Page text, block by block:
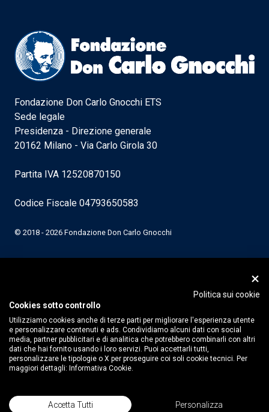
Fondazione Don Carlo Gnocchi ETS
Sede legale
Presidenza - Direzione generale
20162 Milano - Via Carlo Girola 30
Partita IVA 12520870150
Codice Fiscale 04793650583
© 2018 - 2026 Fondazione Don Carlo Gnocchi
Politica sui cookie
Cookies sotto controllo
Utilizziamo cookies anche di terze parti per migliorare l'esperienza utente
e personalizzare contenuti e ads. Condividiamo alcuni dati con social
media, partner pubblicitari e di analitica che potrebbero combinarli con altri
dati che hai fornito usando i loro servizi. Puoi accettarli tutti,
personalizzare le tipologie o X per proseguire coi soli cookie tecnici. Per
maggiori dettagli: Informativa Cookie.
Accetta Tutti Personalizza